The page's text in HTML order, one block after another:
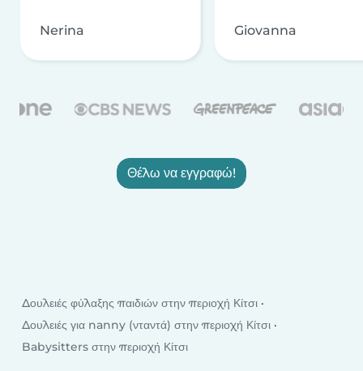
Nerina Giovanna
Θέλω να εγγραφώ!
Δουλειές φύλαξης παιδιών στην περιοχή Κίτσι
Δουλειές για nanny (νταντά) στην περιοχή Κίτσι
Babysitters στην περιοχή Κίτσι